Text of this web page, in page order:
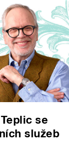
se
služeb